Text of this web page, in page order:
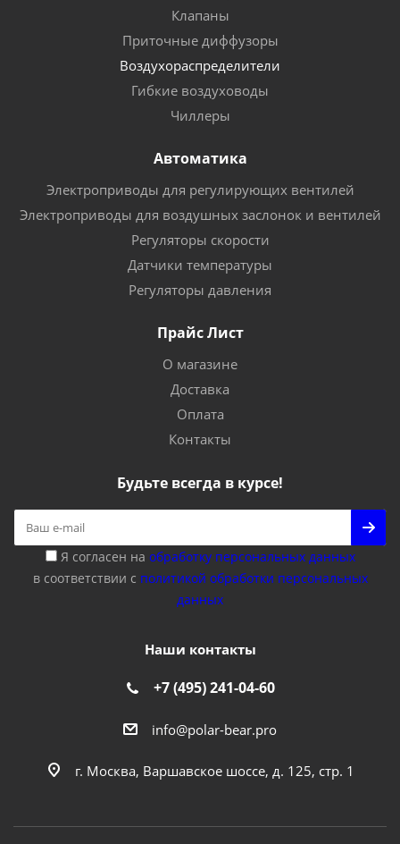
Клапаны
Приточные диффузоры
Воздухораспределители
Гибкие воздуховоды
Чиллеры
Автоматика
Электроприводы для регулирующих вентилей
Электроприводы для воздушных заслонок и вентилей
Регуляторы скорости
Датчики температуры
Регуляторы давления
Прайс Лист
О магазине
Доставка
Оплата
Контакты
Будьте всегда в курсе!
Я согласен на обработку персональных данных
в соответствии с политикой обработки персональных
данных
Наши контакты
+7 (495) 241-04-60
info@polar-bear.pro
г. Москва, Варшавское шоссе, д. 125, стр. 1